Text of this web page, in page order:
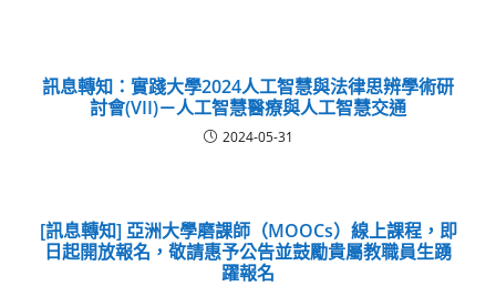
訊息轉知：實踐大學2024人工智慧與法律思辨學術研
討會(VII)－人工智慧醫療與人工智慧交通
2024-05-31
[訊息轉知] 亞洲大學磨課師（MOOCs）線上課程，即
日起開放報名，敬請惠予公告並鼓勵貴屬教職員生踴
躍報名